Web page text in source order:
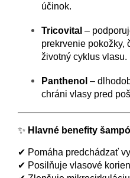
účinok.
Tricovital –
prekrvenie pokožky,
životný cyklus vlasu.
Panthenol –
chráni vlasy pred
✨ Hlavné benefity
✔ Pomáha predchádzať
✔ Posilňuje vlasové